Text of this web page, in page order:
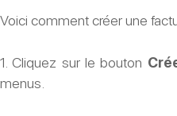
Voici comment créer une
1. Cliquez sur le bouton
menus.